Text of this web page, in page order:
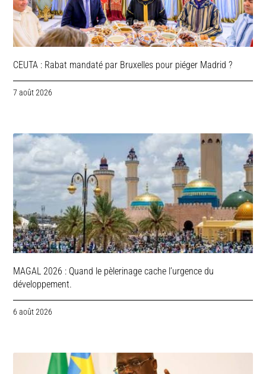
CEUTA : Rabat mandaté par Bruxelles pour piéger Madrid ?
7 août 2026
MAGAL 2026 : Quand le pèlerinage cache l’urgence du
développement.
6 août 2026